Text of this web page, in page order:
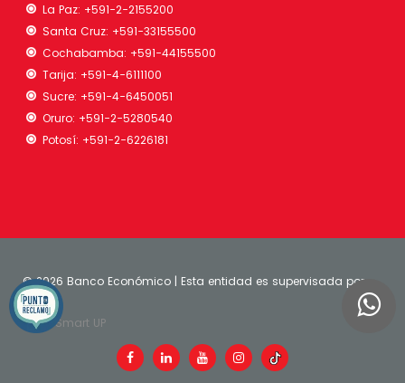
La Paz: +591-2-2155200
Santa Cruz: +591-33155500
Cochabamba: +591-44155500
Tarija: +591-4-6111100
Sucre: +591-4-6450051
Oruro: +591-2-5280540
Potosí: +591-2-6226181
©2026 Banco Económico | Esta entidad es supervisada por
ASFI| Smart UP